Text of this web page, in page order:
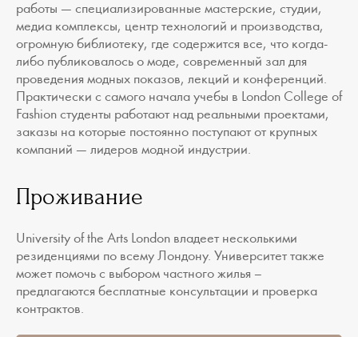
работы — специализированные мастерские, студии,
медиа комплексы, центр технологий и производства,
огромную библиотеку, где содержится все, что когда-
либо публиковалось о моде, современный зал для
проведения модных показов, лекций и конференций.
Практически с самого начала учебы в London College of
Fashion студенты работают над реальными проектами,
заказы на которые постоянно поступают от крупных
компаний — лидеров модной индустрии.
Проживание
University of the Arts London владеет несколькими
резиденциями по всему Лондону. Университет также
может помочь с выбором частного жилья –
предлагаются бесплатные консультации и проверка
контрактов.